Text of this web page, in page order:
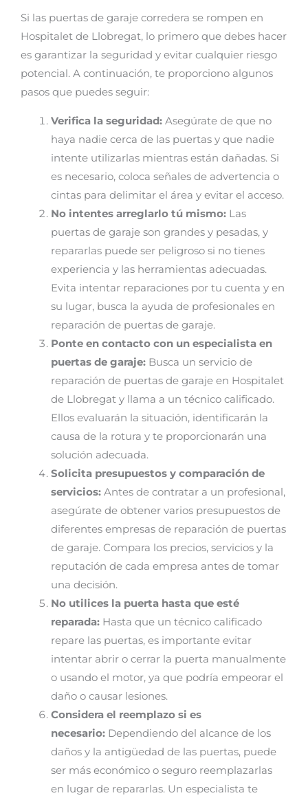
Si las puertas de garaje corredera se rompen en
Hospitalet de Llobregat, lo primero que debes hacer
es garantizar la seguridad y evitar cualquier riesgo
potencial. A continuación, te proporciono algunos
pasos que puedes seguir:
Verifica la seguridad:Asegúrate de que no
haya nadie cerca de las puertas y que nadie
intente utilizarlas mientras están dañadas. Si
es necesario, coloca señales de advertencia o
cintas para delimitar el área y evitar el acceso.
No intentes arreglarlo tú mismo:Las
puertas de garaje son grandes y pesadas, y
repararlas puede ser peligroso si no tienes
experiencia y las herramientas adecuadas.
Evita intentar reparaciones por tu cuenta y en
su lugar, busca la ayuda de profesionales en
reparación de puertas de garaje.
Ponte en contacto con un especialista en
puertas de garaje:Busca un servicio de
reparación de puertas de garaje en Hospitalet
de Llobregat y llama a un técnico calificado.
Ellos evaluarán la situación, identificarán la
causa de la rotura y te proporcionarán una
solución adecuada.
Solicita presupuestos y comparación de
servicios:Antes de contratar a un profesional,
asegúrate de obtener varios presupuestos de
diferentes empresas de reparación de puertas
de garaje. Compara los precios, servicios y la
reputación de cada empresa antes de tomar
una decisión.
No utilices la puerta hasta que esté
reparada:Hasta que un técnico calificado
repare las puertas, es importante evitar
intentar abrir o cerrar la puerta manualmente
o usando el motor, ya que podría empeorar el
daño o causar lesiones.
Considera el reemplazo si es
necesario:Dependiendo del alcance de los
daños y la antigüedad de las puertas, puede
ser más económico o seguro reemplazarlas
en lugar de repararlas. Un especialista te